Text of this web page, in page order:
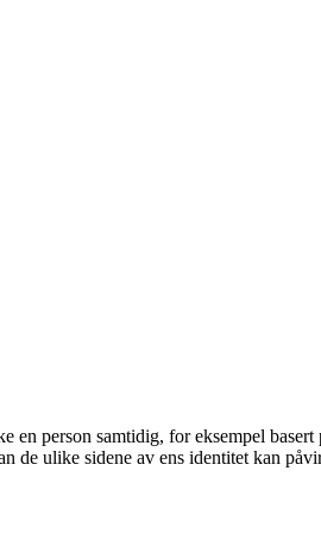
person samtidig, for eksempel
ulike sidene av ens identitet kan